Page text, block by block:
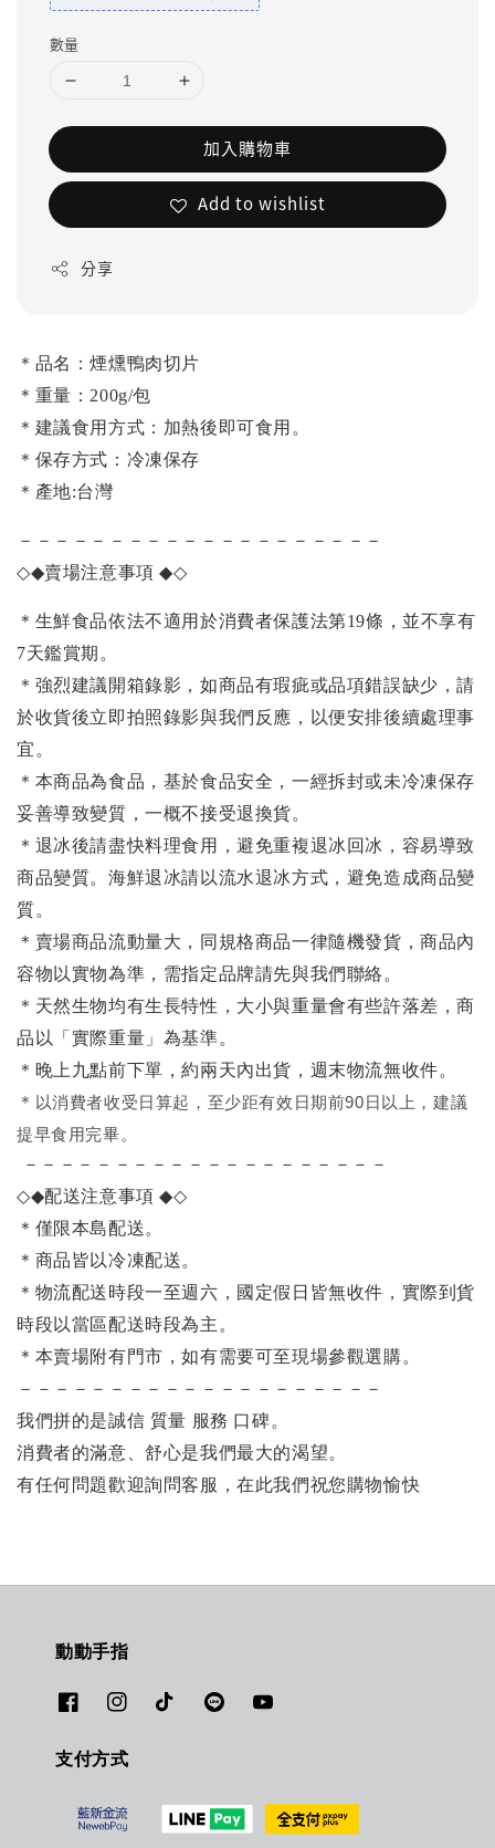
數量
加入購物車
Add to wishlist
分享
＊品名：煙燻鴨肉切片
＊重量：200g/包
＊建議食用方式：加熱後即可食用。
＊保存方式：冷凍保存
＊產地:台灣
－－－－－－－－－－－－－－－－－－－－
◇◆賣場注意事項◆◇
＊生鮮食品依法不適用於消費者保護法第19條，並不享有
7天鑑賞期。
＊強烈建議開箱錄影，如商品有瑕疵或品項錯誤缺少，請
於收貨後立即拍照錄影與我們反應，以便安排後續處理事
宜。
＊本商品為食品，基於食品安全，一經拆封或未冷凍保存
妥善導致變質，一概不接受退換貨。
＊退冰後請盡快料理食用，避免重複退冰回冰，容易導致
商品變質。海鮮退冰請以流水退冰方式，避免造成商品變
質。
＊賣場商品流動量大，同規格商品一律隨機發貨，商品內
容物以實物為準，需指定品牌請先與我們聯絡。
＊天然生物均有生長特性，大小與重量會有些許落差，商
品以「實際重量」為基準。
＊晚上九點前下單，約兩天內出貨，週末物流無收件。
＊ 以消費者收受日算起，至少距有效日期前90日以上，建議
提早食用完畢。
－－－－－－－－－－－－－－－－－－－－
◇◆配送注意事項◆◇
＊僅限本島配送。
＊商品皆以冷凍配送。
＊物流配送時段一至週六，國定假日皆無收件，實際到貨
時段以當區配送時段為主。
＊本賣場附有門市，如有需要可至現場參觀選購。
－－－－－－－－－－－－－－－－－－－－
我們拼的是誠信 質量 服務 口碑。
消費者的滿意、舒心是我們最大的渴望。
有任何問題歡迎詢問客服，在此我們祝您購物愉快
動動手指
支付方式